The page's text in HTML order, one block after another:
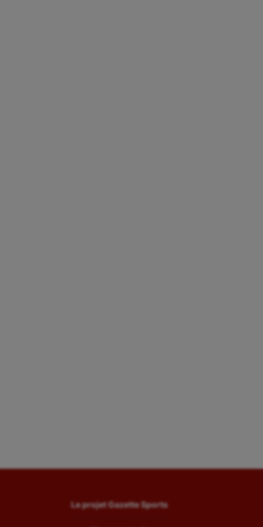
Le projet Gazette Sports